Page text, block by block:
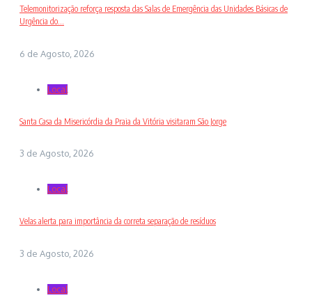
Telemonitorização reforça resposta das Salas de Emergência das Unidades Básicas de
Urgência do...
6 de Agosto, 2026
Local
Santa Casa da Misericórdia da Praia da Vitória visitaram São Jorge
3 de Agosto, 2026
Local
Velas alerta para importância da correta separação de resíduos
3 de Agosto, 2026
Local